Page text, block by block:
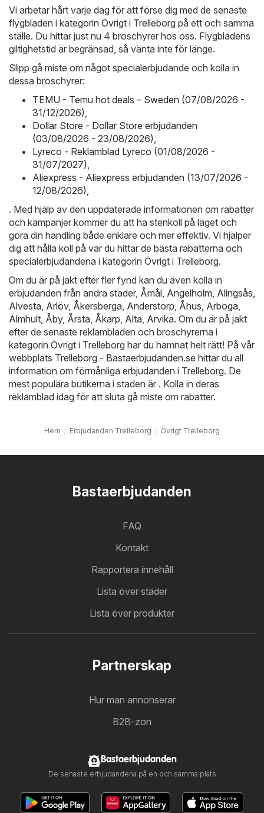
Vi arbetar hårt varje dag för att förse dig med de senaste
flygbladen i kategorin Övrigt i Trelleborg på ett och samma
ställe. Du hittar just nu 4 broschyrer hos oss. Flygbladens
giltighetstid är begränsad, så vänta inte för länge.
Slipp gå miste om något specialerbjudande och kolla in
dessa broschyrer:
TEMU - Temu hot deals – Sweden (07/08/2026 -
31/12/2026)
Dollar Store - Dollar Store erbjudanden
(03/08/2026 - 23/08/2026)
Lyreco - Reklamblad Lyreco (01/08/2026 -
31/07/2027)
Aliexpress - Aliexpress erbjudanden (13/07/2026 -
12/08/2026)
. Med hjälp av den uppdaterade informationen om rabatter
och kampanjer kommer du att ha stenkoll på läget och
göra din handling både enklare och mer effektiv. Vi hjälper
dig att hålla koll på var du hittar de bästa rabatterna och
specialerbjudandena i kategorin Övrigt i Trelleborg.
Om du är på jakt efter fler fynd kan du även kolla in
erbjudanden från andra städer, Åmål Ängelholm Alingsås
Alvesta Arlöv, Åkersberga Anderstorp Åhus Arboga
Älmhult Åby, Årsta Åkarp Älta Arvika. Om du är på jakt
efter de senaste reklambladen och broschyrerna i
kategorin Övrigt i Trelleborg har du hamnat helt rätt! På vår
webbplats Trelleborg - Bastaerbjudanden.se hittar du all
information om förmånliga erbjudanden i Trelleborg. De
mest populära butikerna i staden är . Kolla in deras
reklamblad idag för att sluta gå miste om rabatter.
Hem Erbjudanden Trelleborg Övrigt Trelleborg
Bastaerbjudanden
FAQ
Kontakt
Rapportera innehåll
Lista över städer
Lista över produkter
Partnerskap
Hur man annonserar
B2B-zon
Bastaerbjudanden
De senaste erbjudandena på en och samma plats